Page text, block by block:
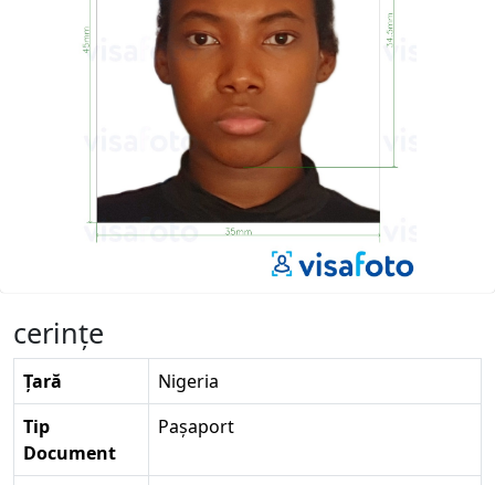
cerinţe
Țară
Nigeria
Tip
Document
Pașaport